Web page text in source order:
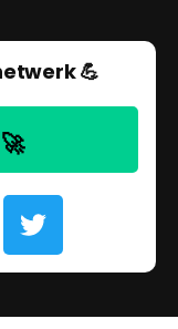
💪
🚀